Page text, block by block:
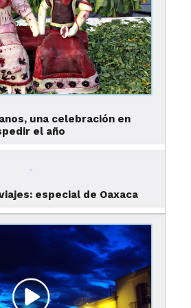
beber mezcal pero
entonces deben ir a Sabina
una celebración en
el año
especial de Oaxaca